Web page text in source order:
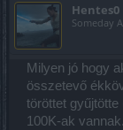
Hentes0
Someday
Milyen jó hogy
összetevő
töröttet
100K-ak